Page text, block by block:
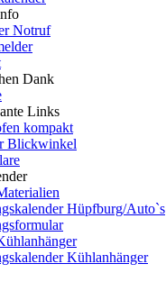
Notruf
Dank
Links
kompakt
Blickwinkel
Hüpfburg/Auto`s
Kühlanhänger